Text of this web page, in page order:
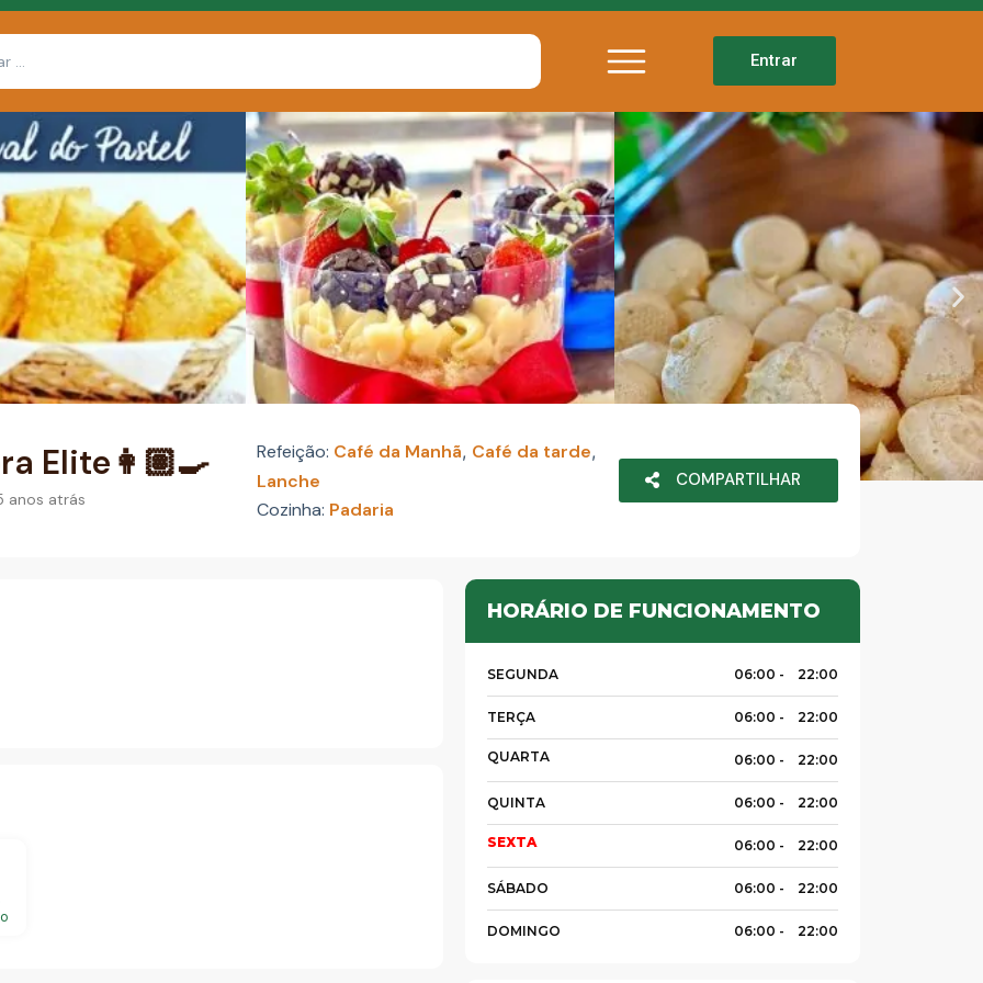
Entrar
Elite👩🏽‍🍳
anos atrás
Refeição: Café da Manhã, Café da tarde,
Lanche
Cozinha: Padaria
COMPARTILHAR
HORÁRIO DE FUNCIONAMENTO
SEGUNDA 06:00 - 22:00
TERÇA 06:00 - 22:00
QUARTA 06:00 - 22:00
QUINTA 06:00 - 22:00
SEXTA 06:00 - 22:00
SÁBADO 06:00 - 22:00
DOMINGO 06:00 - 22:00